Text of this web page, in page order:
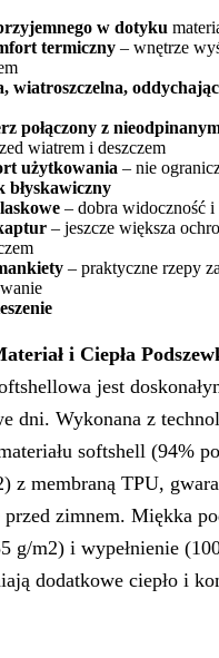
w dotyku
termiczny – wnętrze
wiatroszczelna,
połączony z
wiatrem i deszczem
użytkowania – nie
błyskawiczny
– dobra widoczność i
– jeszcze większa
– praktyczne rzepy
i Ciepła
jest
dni. Wykonana z
softshell (94%
z membraną TPU,
przed zimnem. Miękka
g/m2) i wypełnienie
dodatkowe ciepło i